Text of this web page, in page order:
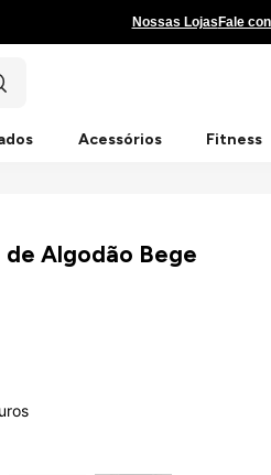
Nossas Lojas Fale
Acessórios Fitness
de Algodão Bege